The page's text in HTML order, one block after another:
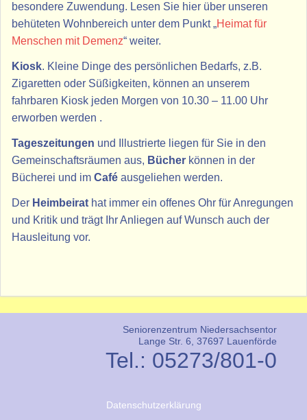
besondere Zuwendung. Lesen Sie hier über unseren
behüteten Wohnbereich unter dem Punkt „Heimat für
Menschen mit Demenz“ weiter.
Kiosk. Kleine Dinge des persönlichen Bedarfs, z.B.
Zigaretten oder Süßigkeiten, können an unserem
fahrbaren Kiosk jeden Morgen von 10.30 – 11.00 Uhr
erworben werden .
Tageszeitungen und Illustrierte liegen für Sie in den
Gemeinschaftsräumen aus, Bücher können in der
Bücherei und im Café ausgeliehen werden.
Der Heimbeirat hat immer ein offenes Ohr für Anregungen
und Kritik und trägt Ihr Anliegen auf Wunsch auch der
Hausleitung vor.
Seniorenzentrum Niedersachsentor
Lange Str. 6, 37697 Lauenförde
Tel.: 05273/801-0
Datenschutzerklärung